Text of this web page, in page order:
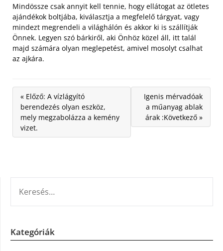
Mindössze csak annyit kell tennie, hogy ellátogat az ötletes
ajándékok boltjába, kiválasztja a megfelelő tárgyat, vagy
mindezt megrendeli a világhálón és akkor ki is szállítják
Önnek. Legyen szó bárkiről, aki Önhöz közel áll, itt talál
majd számára olyan meglepetést, amivel mosolyt csalhat
az ajkára.
« Előző: A vízlágyító
berendezés olyan eszköz,
mely megzabolázza a kemény
vizet.
Igenis mérvadóak
a műanyag ablak
árak :Következő »
Kategóriák